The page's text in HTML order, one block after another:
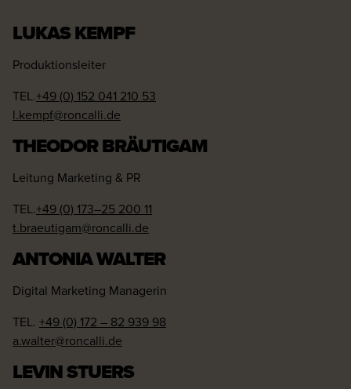
LUKAS KEMPF
Produktionsleiter
TEL.+49 (0) 152 041 210 53
l.kempf@roncalli.de
THEODOR BRÄUTIGAM
Leitung Marketing & PR
TEL.+49 (0) 173–25 200 11
t.braeutigam@roncalli.de
ANTONIA WALTER
Digital Marketing Managerin
TEL. +49 (0) 172 – 82 939 98
a.walter@roncalli.de
LEVIN STUERS